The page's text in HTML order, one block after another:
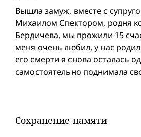
Вышла замуж, вместе с
Михаилом Спектором, родня
Бердичева, мы прожили 15
меня очень любил, у нас
его смерти я снова осталась
самостоятельно поднимала
Сохранение памяти